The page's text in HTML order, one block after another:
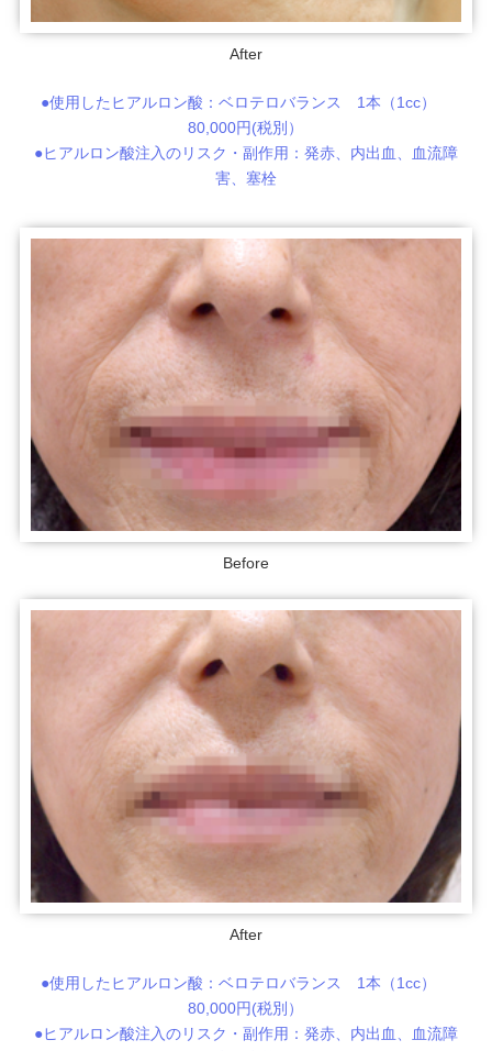
After
●使用したヒアルロン酸：ベロテロバランス 1本（1cc）
80,000円(税別）
●ヒアルロン酸注入のリスク・副作用：発赤、内出血、血流障
害、塞栓
Before
After
●使用したヒアルロン酸：ベロテロバランス 1本（1cc）
80,000円(税別）
●ヒアルロン酸注入のリスク・副作用：発赤、内出血、血流障